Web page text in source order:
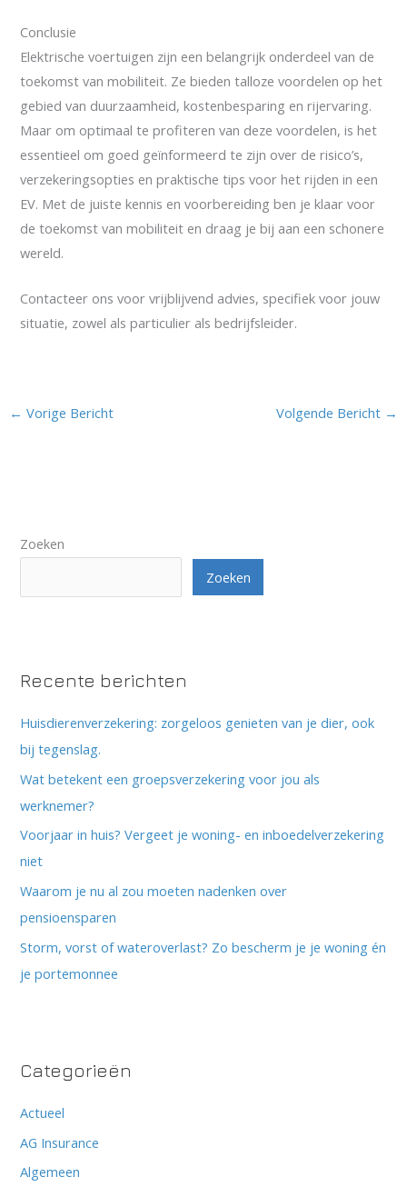
Conclusie
Elektrische voertuigen zijn een belangrijk onderdeel van de
toekomst van mobiliteit. Ze bieden talloze voordelen op het
gebied van duurzaamheid, kostenbesparing en rijervaring.
Maar om optimaal te profiteren van deze voordelen, is het
essentieel om goed geïnformeerd te zijn over de risico’s,
verzekeringsopties en praktische tips voor het rijden in een
EV. Met de juiste kennis en voorbereiding ben je klaar voor
de toekomst van mobiliteit en draag je bij aan een schonere
wereld.
Contacteer ons voor vrijblijvend advies, specifiek voor jouw
situatie, zowel als particulier als bedrijfsleider.
← Vorige Bericht Volgende Bericht →
Zoeken
Zoeken
Recente berichten
Huisdierenverzekering: zorgeloos genieten van je dier, ook
bij tegenslag.
Wat betekent een groepsverzekering voor jou als
werknemer?
Voorjaar in huis? Vergeet je woning- en inboedelverzekering
niet
Waarom je nu al zou moeten nadenken over
pensioensparen
Storm, vorst of wateroverlast? Zo bescherm je je woning én
je portemonnee
Categorieën
Actueel
AG Insurance
Algemeen